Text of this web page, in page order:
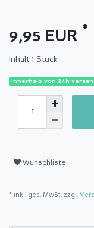
9,95 EUR *
Inhalt 1 Stück
Innerhalb von 24h
Wunschliste
* inkl. ges. MwSt. zzgl.